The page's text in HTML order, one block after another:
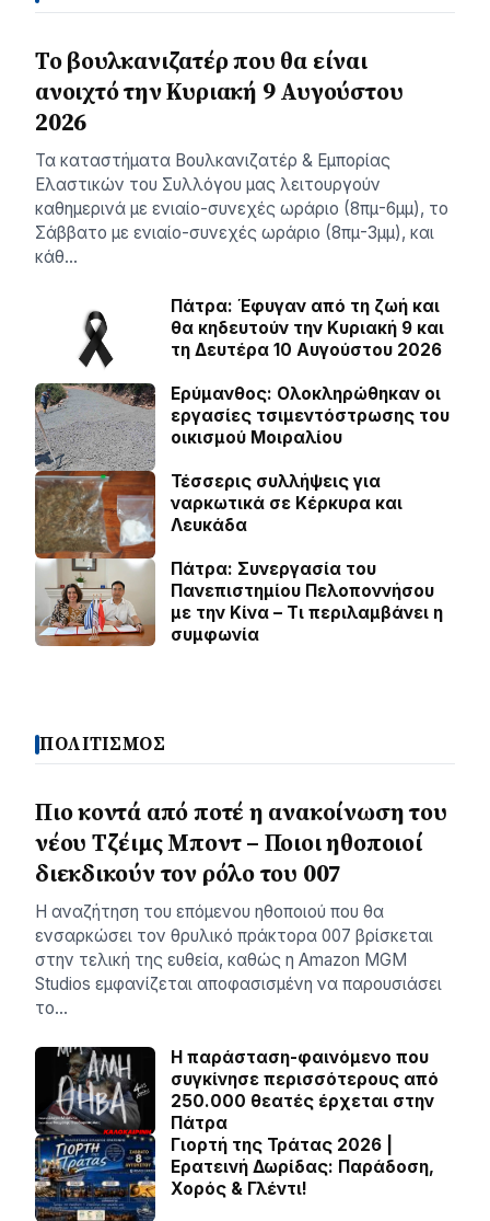
Το βουλκανιζατέρ που θα είναι
ανοιχτό την Κυριακή 9 Αυγούστου
2026
Τα καταστήματα Βουλκανιζατέρ & Εμπορίας
Ελαστικών του Συλλόγου μας λειτουργούν
καθημερινά με ενιαίο-συνεχές ωράριο (8πμ-6μμ), το
Σάββατο με ενιαίο-συνεχές ωράριο (8πμ-3μμ), και
κάθ…
Πάτρα: Έφυγαν από τη ζωή και
θα κηδευτούν την Κυριακή 9 και
τη Δευτέρα 10 Αυγούστου 2026
Ερύμανθος: Ολοκληρώθηκαν οι
εργασίες τσιμεντόστρωσης του
οικισμού Μοιραλίου
Τέσσερις συλλήψεις για
ναρκωτικά σε Κέρκυρα και
Λευκάδα
Πάτρα: Συνεργασία του
Πανεπιστημίου Πελοποννήσου
με την Κίνα – Τι περιλαμβάνει η
συμφωνία
ΠΟΛΙΤΙΣΜΟΣ
Πιο κοντά από ποτέ η ανακοίνωση του
νέου Τζέιμς Μποντ – Ποιοι ηθοποιοί
διεκδικούν τον ρόλο του 007
Η αναζήτηση του επόμενου ηθοποιού που θα
ενσαρκώσει τον θρυλικό πράκτορα 007 βρίσκεται
στην τελική της ευθεία, καθώς η Amazon MGM
Studios εμφανίζεται αποφασισμένη να παρουσιάσει
το…
Η παράσταση-φαινόμενο που
συγκίνησε περισσότερους από
250.000 θεατές έρχεται στην
Πάτρα
Γιορτή της Τράτας 2026 |
Ερατεινή Δωρίδας: Παράδοση,
Χορός & Γλέντι!